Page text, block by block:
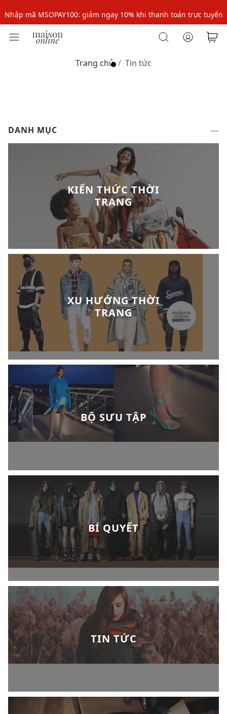
Nhập mã MSOPAY100: giảm ngay 10% khi thanh toán trực tuyến
Nhập mã: MSOXINCHAO - Giảm 10% đơn đầu cho thành viên mới!
Nhập mã: MSOXINCHAO - Giảm 10% đơn đầu cho thành viên mới!
Trang chủ Tin tức
DANH MỤC
KIẾN THỨC THỜI
TRANG
XU HƯỚNG THỜI
TRANG
BỘ SƯU TẬP
BÍ QUYẾT
TIN TỨC